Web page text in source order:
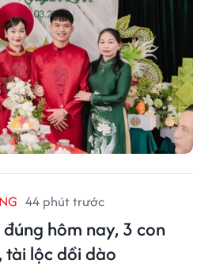
44 phút trước
hôm nay, 3 con
lộc dồi dào